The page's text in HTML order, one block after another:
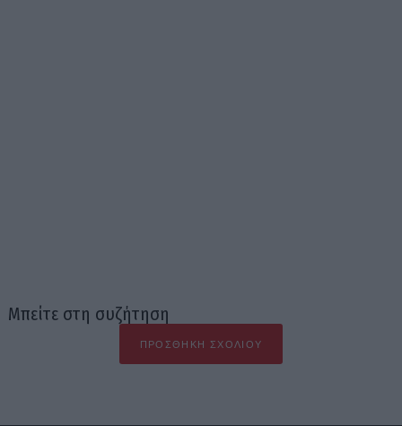
Μπείτε στη συζήτηση
ΠΡΟΣΘΉΚΗ ΣΧΟΛΊΟΥ